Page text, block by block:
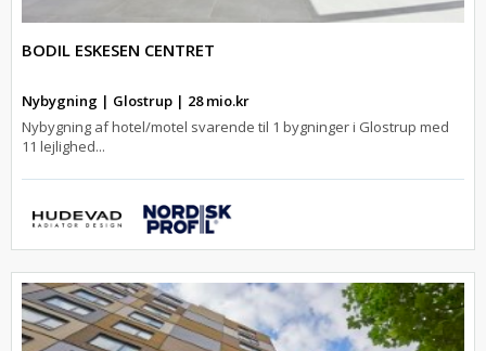
BODIL ESKESEN CENTRET
Nybygning | Glostrup | 28 mio.kr
Nybygning af hotel/motel svarende til 1 bygninger i Glostrup med
11 lejlighed...